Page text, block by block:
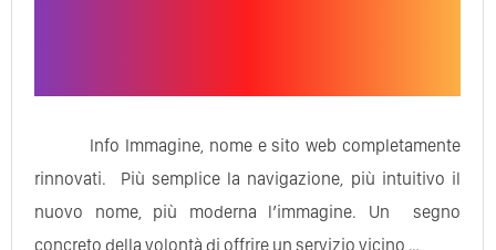
Info Immagine, nome e sito web completamente
rinnovati. Più semplice la navigazione, più intuitivo il
nuovo nome, più moderna l’immagine. Un segno
concreto della volontà di offrire un servizio vicino …